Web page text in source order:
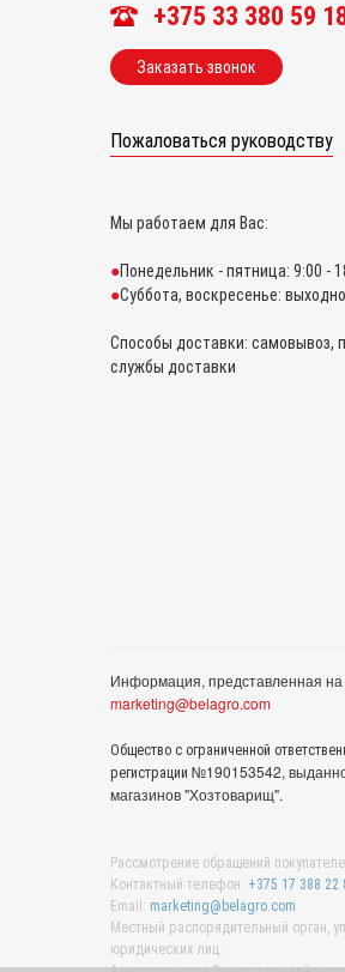
+375 33 380 59
Заказать звонок
Пожаловаться руководству
Мы работаем для Вас:
Понедельник - пятница: 9:00 -
Суббота, воскресенье:
Способы доставки: самовывоз,
службы доставки
Информация, представленная на
marketing@belagro.com
Общество с ограниченной
регистрации №190153542,
магазинов "Хозтоварищ".
Рассмотрение обращений
Контактный телефон: +375 17 388 22
Email: marketing@belagro.com
Местный распорядительный орган,
юридических лиц: